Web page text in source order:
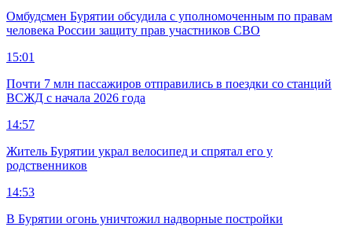
Омбудсмен Бурятии обсудила с уполномоченным по правам
человека России защиту прав участников СВО
15:01
Почти 7 млн пассажиров отправились в поездки со станций
ВСЖД с начала 2026 года
14:57
Житель Бурятии украл велосипед и спрятал его у
родственников
14:53
В Бурятии огонь уничтожил надворные постройки